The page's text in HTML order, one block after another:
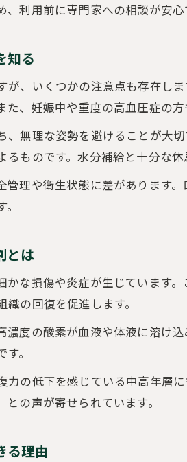
ぎっくり腰の痛み緩和に
ぎっくり腰の痛み軽減へ酸素
ぎっくり腰の痛みに酸素
酸素カプセル効果的な利
ぎっくり腰で酸素カプセ
痛みが強い時の酸素カプ
酸素カプセルによる身体
ぎっくり腰改善で実感で
疲労回復や痛み緩和に酸
酸素カプセル利用時の注意点
ぎっくり腰で酸素カプセ
利用前に専門家への相談が安心
知る
、いくつかの注意点も存在し
、妊娠中や重度の高血圧症の方
無理な姿勢を避けることが大
ものです。水分補給と十分な休
理や衛生状態に差があります
とは
な損傷や炎症が生じています
の回復を促進します。
度の酸素が血液や体液に溶け
。
の低下を感じている中高年層
の声が寄せられています。
る理由